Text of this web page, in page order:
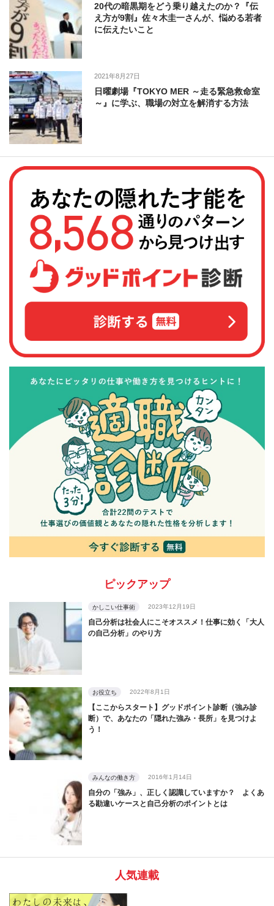
20代の暗黒期をどう乗り越えたのか？『伝
え方が9割』佐々木圭一さんが、悩める若者
に伝えたいこと
2021年8月27日
日曜劇場『TOKYO MER ～走る緊急救命室
～』に学ぶ、職場の対立を解消する方法
ピックアップ
かしこい仕事術 2023年12月19日
自己分析は社会人にこそオススメ！仕事に効く「大人
の自己分析」のやり方
お役立ち 2022年8月1日
【ここからスタート】グッドポイント診断（強み診
断）で、あなたの「隠れた強み・長所」を見つけよ
う！
みんなの働き方 2016年1月14日
自分の「強み」、正しく認識していますか？ よくあ
る勘違いケースと自己分析のポイントとは
人気連載